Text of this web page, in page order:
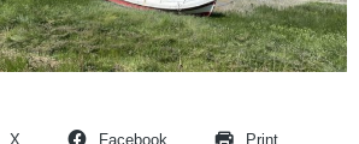
X Facebook Print